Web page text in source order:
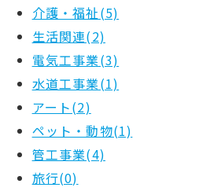
介護・福祉(5)
生活関連(2)
電気工事業(3)
水道工事業(1)
アート(2)
ペット・動物(1)
管工事業(4)
旅行(0)